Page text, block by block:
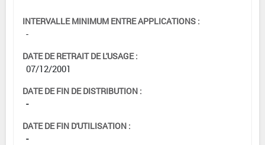
INTERVALLE MINIMUM ENTRE APPLICATIONS :
-
DATE DE RETRAIT DE L'USAGE :
07/12/2001
DATE DE FIN DE DISTRIBUTION :
-
DATE DE FIN D'UTILISATION :
-